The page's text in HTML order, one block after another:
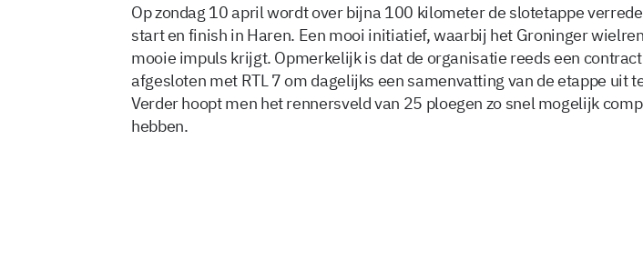
Op zondag 10 april wordt over bijna 100 kilometer de slotetappe
start en finish in Haren. Een mooi initiatief, waarbij het Groninger
mooie impuls krijgt. Opmerkelijk is dat de organisatie reeds een
afgesloten met RTL 7 om dagelijks een samenvatting van de etappe uit
Verder hoopt men het rennersveld van 25 ploegen zo snel mogelijk
hebben.